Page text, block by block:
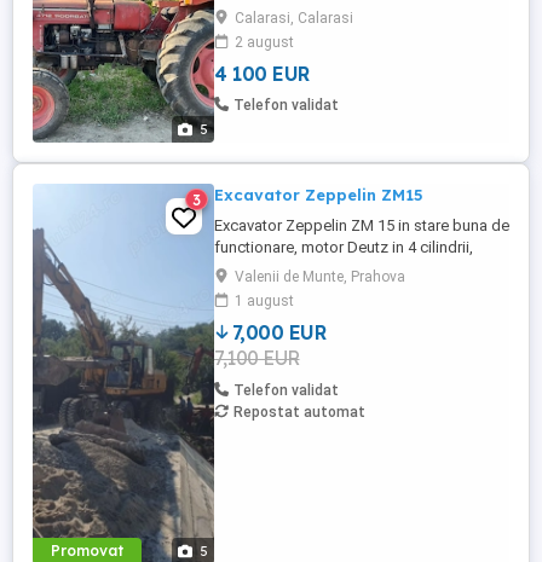
5
priză merg,intră ușor în viteză,motorul
funcționează foarte bine,motivul vânzării
vreau altul mai mare,mai multe detalii la
telefon!!
Calarasi, Calarasi
2 august
4 100 EUR
Telefon validat
Promovat 5
3 Excavator Zeppelin ZM15
Excavator Zeppelin ZM 15 in stare buna de
functionare, motor Deutz in 4 cilindrii,
instalatie de greifer, mai multe detalii
telefonic.2 bucati disponibile
Valenii de Munte, Prahova
1 august
7,000 EUR
7,100 EUR
Telefon validat
Repostat automat